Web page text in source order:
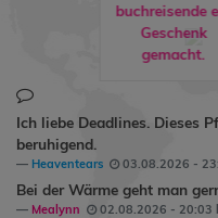
buchreisendeein
Geschenk
gemacht.
Ich liebe Deadlines. Dieses
beruhigend.
Heaventears 03.08.2026 -
Bei der Wärme geht man
Mealynn 02.08.2026 - 20:03